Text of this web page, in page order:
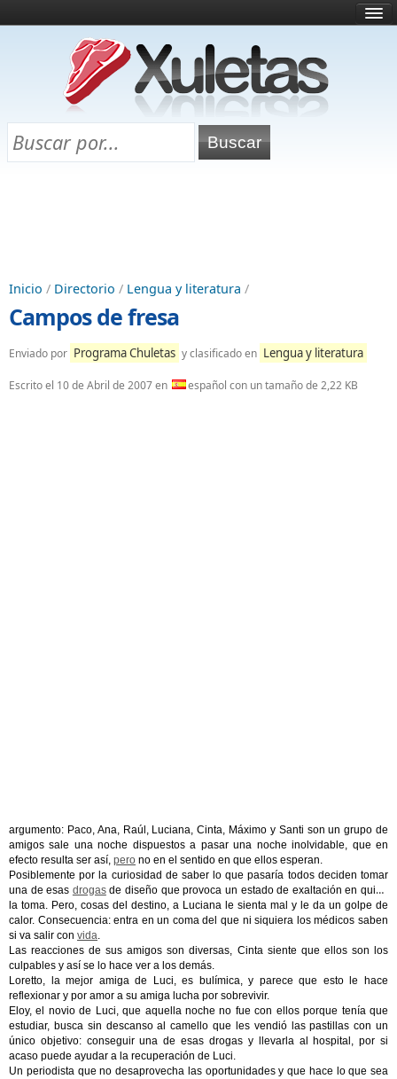
¿Qué es esto?
Directorio
Chuletas para exámenes
Inicio / Directorio / Lengua y literatura /
Campos de fresa
Enviado por Programa Chuletas y clasificado en Lengua y literatura
Escrito el 10 de Abril de 2007en español con un tamaño de 2,22 KB
argumento: Paco, Ana, Raúl, Luciana, Cinta, Máximo y Santi son un grupo de
amigos sale una noche dispuestos a pasar una noche inolvidable, que en
efecto resulta ser así, pero no en el sentido en que ellos esperan.
Posiblemente por la curiosidad de saber lo que pasaría todos deciden tomar
una de esas drogasde diseño que provoca un estado de exaltación en quien
la toma. Pero, cosas del destino, a Luciana le sienta mal y le da un golpe de
calor. Consecuencia: entra en un coma del que ni siquiera los médicos saben
si va salir con vida.
Las reacciones de sus amigos son diversas, Cinta siente que ellos son los
culpables y así se lo hace ver a los demás.
Loretto, la mejor amiga de Luci, es bulímica, y parece que esto le hace
reflexionar y por amor a su amiga lucha por sobrevivir.
Eloy, el novio de Luci, que aquella noche no fue con ellos porque tenía que
estudiar, busca sin descanso al camello que les vendió las pastillas con un
único objetivo: conseguir una de esas drogas y llevarla al hospital, por si
acaso puede ayudar a la recuperación de Luci.
Un periodista que no desaprovecha las oportunidades y que hace lo que sea